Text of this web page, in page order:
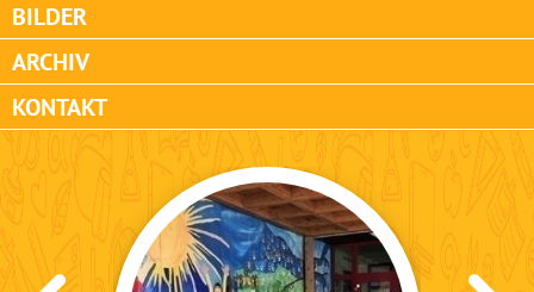
BILDER
ARCHIV
KONTAKT